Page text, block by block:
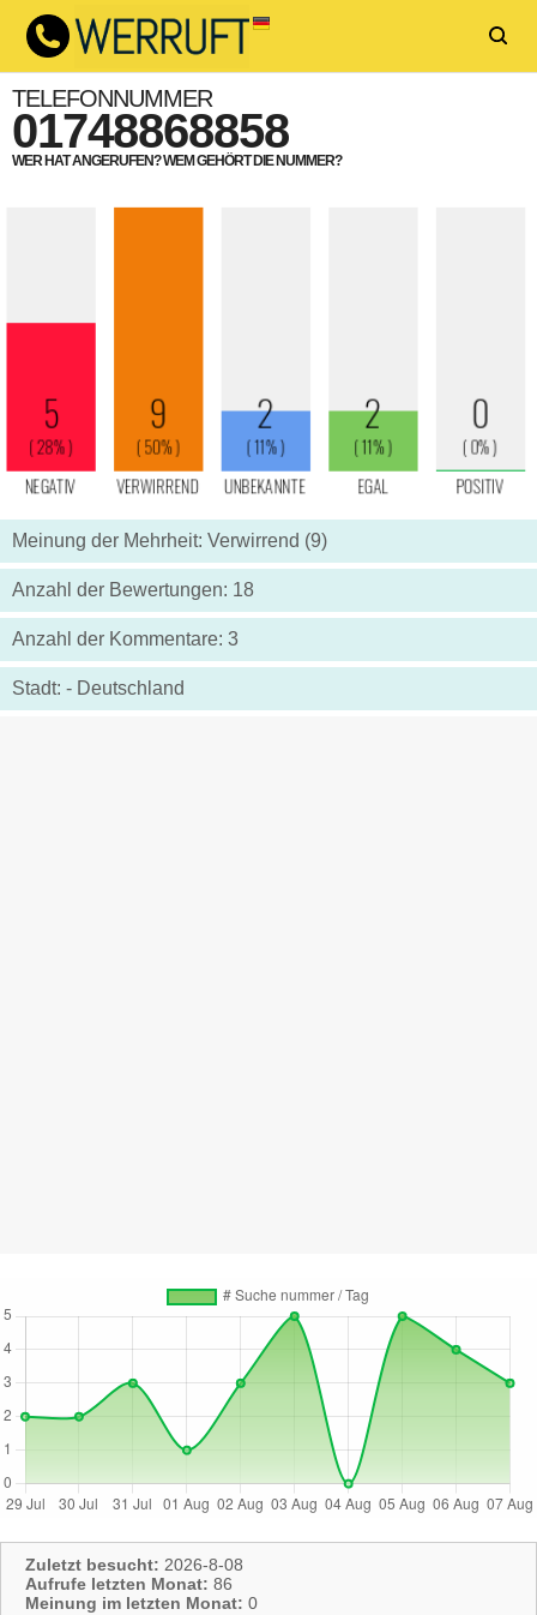
TELEFONNUMMER
01748868858
WER HAT ANGERUFEN? WEM GEHÖRT DIE NUMMER?
Meinung der Mehrheit: Verwirrend (9)
Anzahl der Bewertungen: 18
Anzahl der Kommentare: 3
Stadt: - Deutschland
Zuletzt besucht: 2026-8-08
Aufrufe letzten Monat: 86
Meinung im letzten Monat: 0